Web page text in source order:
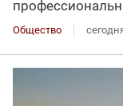
Общество